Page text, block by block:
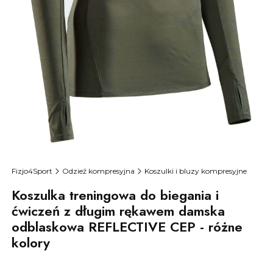
Fizjo4Sport Odzież kompresyjna Koszulki i bluzy kompresyjne
Koszulka treningowa do biegania i
ćwiczeń z długim rękawem damska
odblaskowa REFLECTIVE CEP - różne
kolory